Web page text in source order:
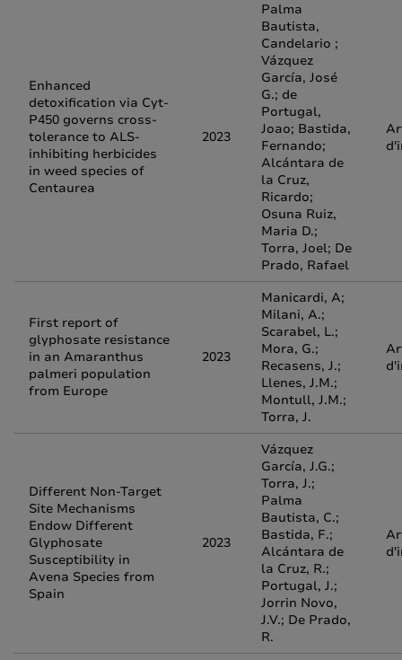
Enhanced
detoxification via Cyt-
P450 governs cross-
tolerance to ALS-
inhibiting herbicides
in weed species of
Centaurea
2023
Palma
Bautista,
Candelario ;
Vázquez
García, José
G.; de
Portugal,
Joao; Bastida,
Fernando;
Alcántara de
la Cruz,
Ricardo;
Osuna Ruiz,
Maria D.;
Torra, Joel; De
Prado, Rafael
First report of
glyphosate resistance
in an Amaranthus
palmeri population
from Europe
2023
Manicardi, A;
Milani, A.;
Scarabel, L.;
Mora, G.;
Recasens, J.;
Llenes, J.M.;
Montull, J.M.;
Torra, J.
Different Non-Target
Site Mechanisms
Endow Different
Glyphosate
Susceptibility in
Avena Species from
Spain
2023
Vázquez
García, J.G.;
Torra, J.;
Palma
Bautista, C.;
Bastida, F.;
Alcántara de
la Cruz, R.;
Portugal, J.;
Jorrin Novo,
J.V.; De Prado,
R.